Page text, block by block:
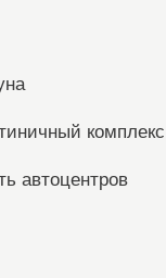
комплекс
автоцентров